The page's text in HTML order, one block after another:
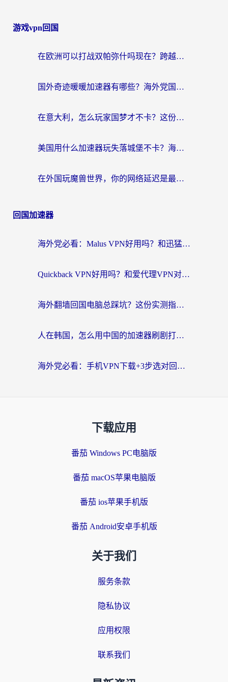
游戏vpn回国
在欧洲可以打战双帕弥什吗现在？跨越延迟墙的实战指南
国外奇迹暖暖加速器有哪些？海外党国服游戏畅玩终极指南（附亲测推荐）
在意大利，怎么玩家国梦才不卡？这份终极加速指南请收好
美国用什么加速器玩失落城堡不卡？海外党亲测有效的国服游戏加速指南
在外国玩魔兽世界，你的网络延迟是最大的敌人
回国加速器
海外党必看：Malus VPN好用吗？和迅猛兔VPN对比哪个回国效果更好？附真实体验与避坑指南
Quickback VPN好用吗？和爱代理VPN对比哪个回国效果更好？
海外翻墙回国电脑总踩坑？这份实测指南帮你选对加速器（附ChickCNinitapMalus对比）
人在韩国，怎么用中国的加速器刷剧打游戏？这份真实体验指南给你答案
海外党必看：手机VPN下载+3步选对回国加速器，无缝刷国内资源不再愁
下载应用
番茄 Windows PC电脑版
番茄 macOS苹果电脑版
番茄 ios苹果手机版
番茄 Android安卓手机版
关于我们
服务条款
隐私协议
应用权限
联系我们